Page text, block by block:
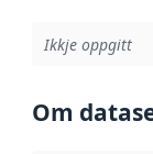
Ikkje oppgitt
Om